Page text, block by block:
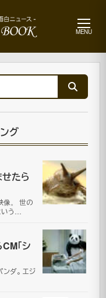
MENU
メ
ュ
ー
グ
たら
像。 世の
いう…
「シ
ダ。 エジ